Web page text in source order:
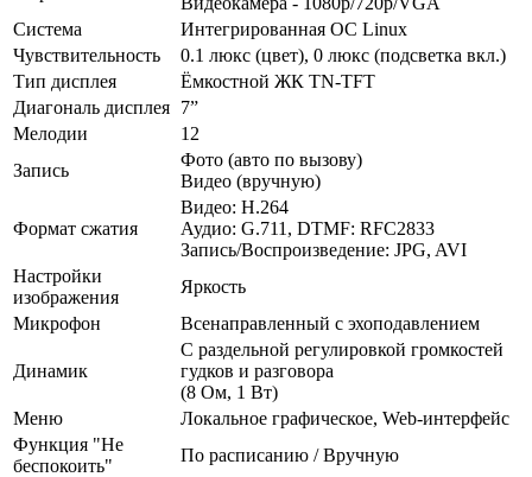
Система
Интегрированная OC Linux
Чувствительность
0.1 люкс (цвет), 0 люкс (подсветка вкл.)
Тип дисплея
Ёмкостной ЖК TN-TFT
Диагональ дисплея 7”
Мелодии
12
Запись
Фото (авто по вызову)
Видео (вручную)
Формат сжатия
Видео: H.264
Аудио: G.711, DTMF: RFC2833
Запись/Воспроизведение: JPG, AVI
Настройки
изображения
Яркость
Микрофон
Всенаправленный с эхоподавлением
Динамик
С раздельной регулировкой громкостей
гудков и разговора
(8 Ом, 1 Вт)
Меню
Локальное графическое, Web-интерфейс
Функция "Не
беспокоить"
По расписанию / Вручную